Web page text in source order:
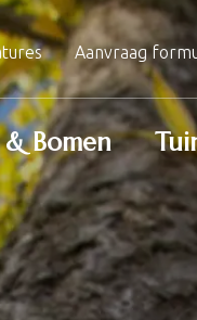
Aanvraag
Bomen